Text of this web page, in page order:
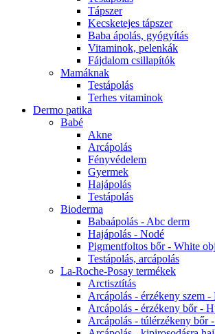
Tápszer
Kecsketejes tápszer
Baba ápolás, gyógyítás
Vitaminok, pelenkák
Fájdalom csillapítók
Mamáknak
Testápolás
Terhes vitaminok
Dermo patika
Babé
Akne
Arcápolás
Fényvédelem
Gyermek
Hajápolás
Testápolás
Bioderma
Babaápolás - Abc derm
Hajápolás - Nodé
Pigmentfoltos bőr - White
Testápolás, arcápolás
La-Roche-Posay termékek
Arctisztítás
Arcápolás - érzékeny szem -
Arcápolás - érzékeny bőr -
Arcápolás - túlérzékeny bőr